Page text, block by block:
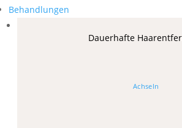
Behandlungen
Dauerhafte
Achseln